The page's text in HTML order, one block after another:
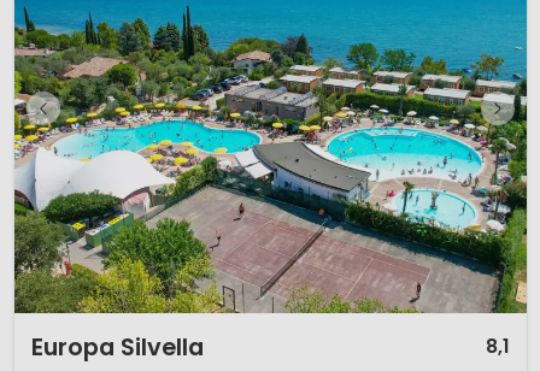
Europa Silvella 8,1